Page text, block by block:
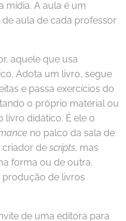
mídia. A aula é um
aula de cada professor
aquele que usa
Adota um livro, segue
e passa exercícios do
o próprio material ou
livro didático. É ele o
no palco da sala de
criador de scripts, mas
forma ou de outra.
de livros
de uma editora para